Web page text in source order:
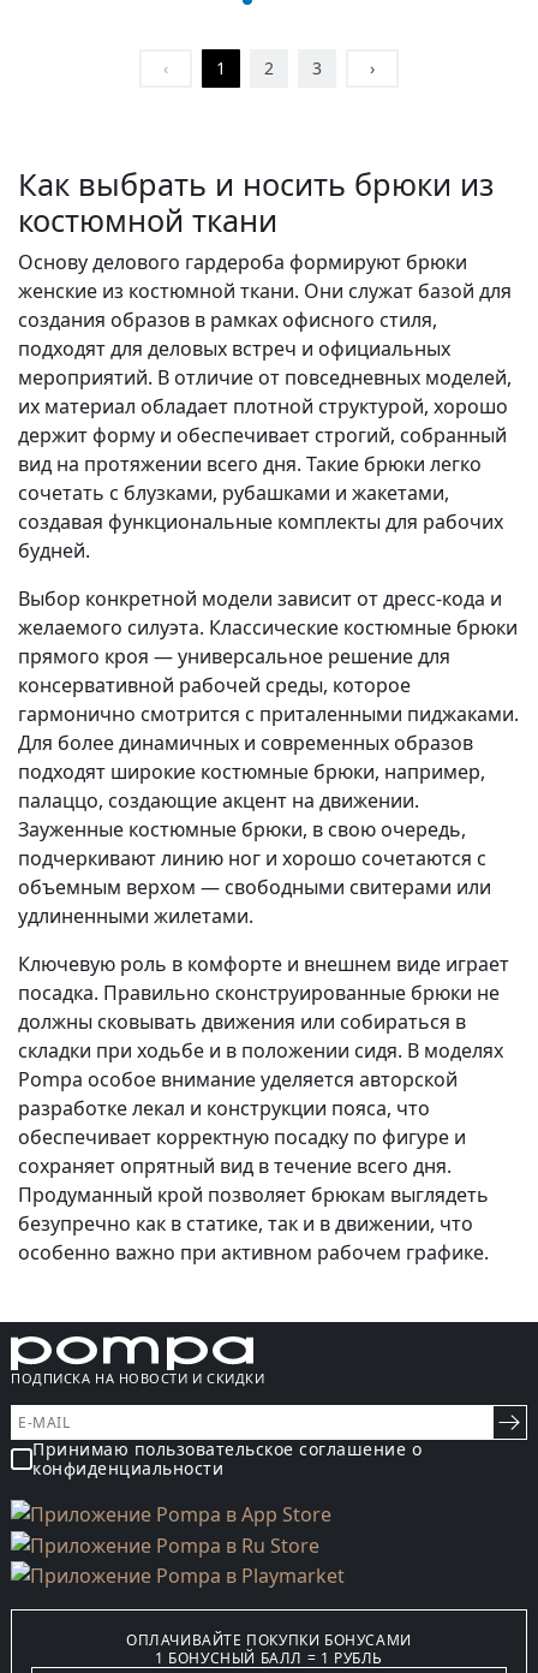
‹ 1 2 3 ›
Как выбрать и носить брюки из
костюмной ткани
Основу делового гардероба формируют брюки
женские из костюмной ткани. Они служат базой для
создания образов в рамках офисного стиля,
подходят для деловых встреч и официальных
мероприятий. В отличие от повседневных моделей,
их материал обладает плотной структурой, хорошо
держит форму и обеспечивает строгий, собранный
вид на протяжении всего дня. Такие брюки легко
сочетать с блузками, рубашками и жакетами,
создавая функциональные комплекты для рабочих
будней.
Выбор конкретной модели зависит от дресс-кода и
желаемого силуэта. Классические костюмные брюки
прямого кроя — универсальное решение для
консервативной рабочей среды, которое
гармонично смотрится с приталенными пиджаками.
Для более динамичных и современных образов
подходят широкие костюмные брюки, например,
палаццо, создающие акцент на движении.
Зауженные костюмные брюки, в свою очередь,
подчеркивают линию ног и хорошо сочетаются с
объемным верхом — свободными свитерами или
удлиненными жилетами.
Ключевую роль в комфорте и внешнем виде играет
посадка. Правильно сконструированные брюки не
должны сковывать движения или собираться в
складки при ходьбе и в положении сидя. В моделях
Pompa особое внимание уделяется авторской
разработке лекал и конструкции пояса, что
обеспечивает корректную посадку по фигуре и
сохраняет опрятный вид в течение всего дня.
Продуманный крой позволяет брюкам выглядеть
безупречно как в статике, так и в движении, что
особенно важно при активном рабочем графике.
ПОДПИСКА НА НОВОСТИ И СКИДКИ
Принимаю пользовательское соглашение о
конфиденциальности
ОПЛАЧИВАЙТЕ ПОКУПКИ БОНУСАМИ
1 БОНУСНЫЙ БАЛЛ = 1 РУБЛЬ